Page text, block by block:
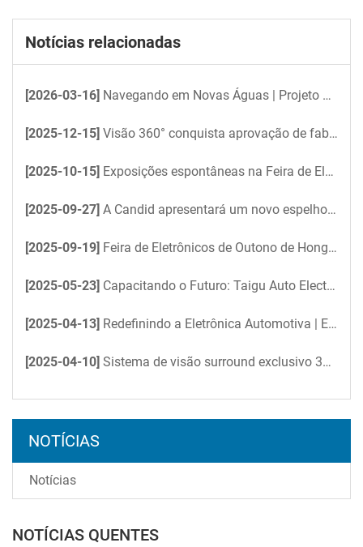
Notícias relacionadas
[2026-03-16] Navegando em Novas Águas | Projeto de Visão 360° da Taigu Electronics para Iate Não Tripulado
[2025-12-15] Visão 360° conquista aprovação de fabricante de equipamentos originais (OEM); Candid garante encomenda piloto de ônibus para 2026
[2025-10-15] Exposições espontâneas na Feira de Eletrônicos de Outono de Hong Kong 2025
[2025-09-27] A Candid apresentará um novo espelho retrovisor digital na Feira de Eletrônicos de Hong Kong
[2025-09-19] Feira de Eletrônicos de Outono de Hong Kong - Em breve, em breve
[2025-05-23] Capacitando o Futuro: Taigu Auto Electronics acelera a eficiência do escritório impulsionada por IA com DeepSeek
[2025-04-13] Redefinindo a Eletrônica Automotiva | Encontre-nos na Feira de Eletrônicos de Hong Kong
[2025-04-10] Sistema de visão surround exclusivo 360° do Nissan Patrol 2025: controle total sobre qualquer terreno
NOTÍCIAS
Notícias
NOTÍCIAS QUENTES